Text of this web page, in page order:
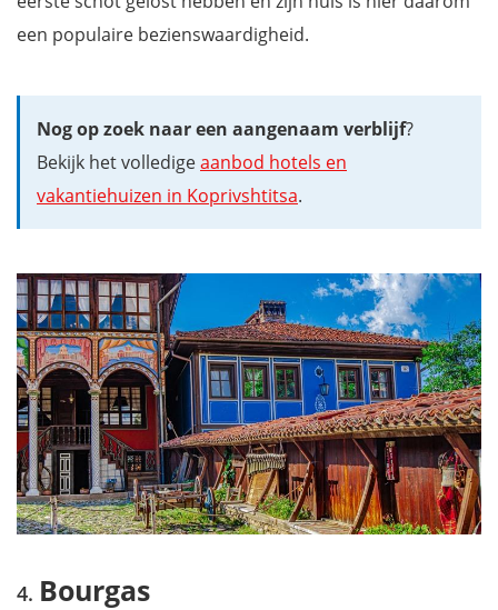
een populaire bezienswaardigheid.
Nog op zoek naar een aangenaam verblijf?
Bekijk het volledigeaanbod hotels en
vakantiehuizen in Koprivshtitsa.
Bourgas